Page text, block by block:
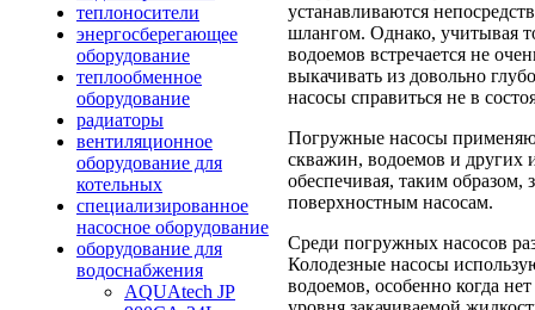
теплоносители
энергосберегающее
оборудование
теплообменное
оборудование
радиаторы
вентиляционное
оборудование для
котельных
специализированное
насосное оборудование
оборудование для
водоснабжения
AQUAtech JP
устанавливаются
шлангом. Однако, учитывая
водоемов встречается не
выкачивать из довольно
насосы справиться не в
Погружные насосы
скважин, водоемов и других
обеспечивая, таким
поверхностным насосам.
Среди погружных насосов
Колодезные насосы
водоемов, особенно когда